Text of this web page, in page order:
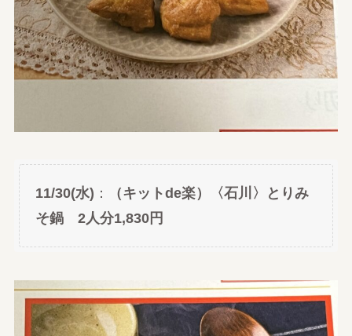
11/30(水) ：
（キットde楽）〈石川〉とりみ
そ鍋 2人分1,830円